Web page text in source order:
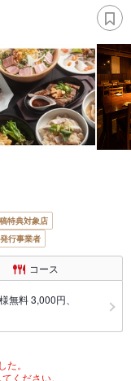
特典対象店
行事業者
コース
無料 3,000円、
。
ください。